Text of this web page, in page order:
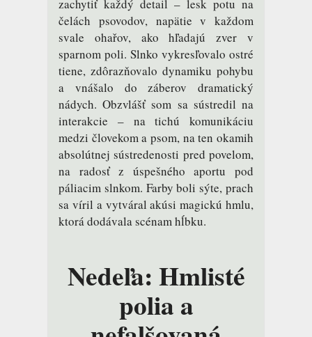
zachytiť každý detail – lesk potu na
čelách psovodov, napätie v každom
svale ohařov, ako hľadajú zver v
sparnom poli. Slnko vykresľovalo ostré
tiene, zdôrazňovalo dynamiku pohybu
a vnášalo do záberov dramatický
nádych. Obzvlášť som sa sústredil na
interakcie – na tichú komunikáciu
medzi človekom a psom, na ten okamih
absolútnej sústredenosti pred povelom,
na radosť z úspešného aportu pod
páliacim slnkom. Farby boli sýte, prach
sa víril a vytváral akúsi magickú hmlu,
ktorá dodávala scénam hĺbku.
Nedeľa: Hmlisté
polia a